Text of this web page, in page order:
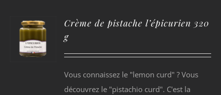
Crème de pistache l’épicurien 320
g
Vous connaissez le "lemon curd" ? Vous
découvrez le "pistachio curd". C'est la